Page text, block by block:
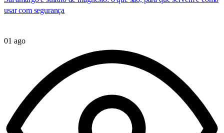
usar com segurança
01 ago